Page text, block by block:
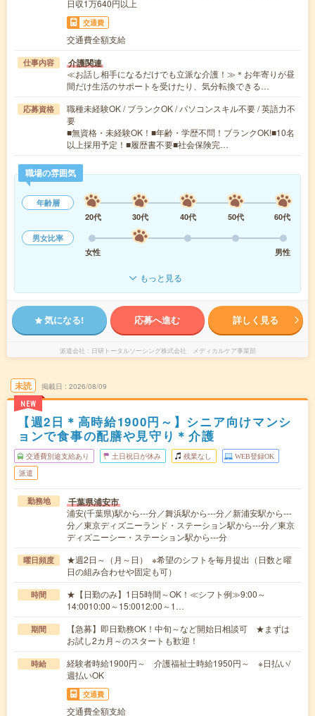
日収1万640円以上
交通費
交通費全額支給
仕事内容 介護関連
≪お話し相手になるだけでも立派な介護！≫＊お年寄りが昼
間だけ生活のサポートを受けたり、気分転換できる…
応募資格
職種未経験OK / ブランクOK / パソコンスキル不要 / 英語力不
要
■無資格・未経験OK！■年齢・学歴不問！ブランクOK!■10名
以上採用予定！■履歴書不要■社会保険完…
職場の雰囲気
年齢層
20代
30代 40代 50代
60代
男女比率
女性
男性
もっと見る
気になる! 応募へ進む 詳しく見る
派遣会社 日研トータルソーシング株式会社 メディカルケア事業部
未読
NEW
掲載日 2026/08/09
【週2日＊高時給1900円～】シニア向けマンシ
ョンで食事の配膳や見守り＊介護
交通費別途支給あり 土日祝日が休み 残業なし WEB登録OK
派遣
勤務地 千葉県浦安市
浦安(千葉県)駅から---分／舞浜駅から---分／新浦安駅から---
分／東京ディズニーランド・ステーション駅から---分／東京
ディズニーシー・ステーション駅から---分
曜日頻度
★週2日～（月～日） ※希望のシフトを毎月提出（日数と曜
日の組み合わせや固定も可）
時間
★【日勤のみ】1日5時間～OK！≪シフト例≫9:00～
14:0010:00～15:0012:00～1…
期間
【急募】即日勤務OK！中旬～など開始日相談可 ★まずは
お試し2カ月～のスタートも歓迎！
時給
経験者時給1900円～ 介護福祉士時給1950円～ ※日払い/
週払いOK
交通費
交通費全額支給